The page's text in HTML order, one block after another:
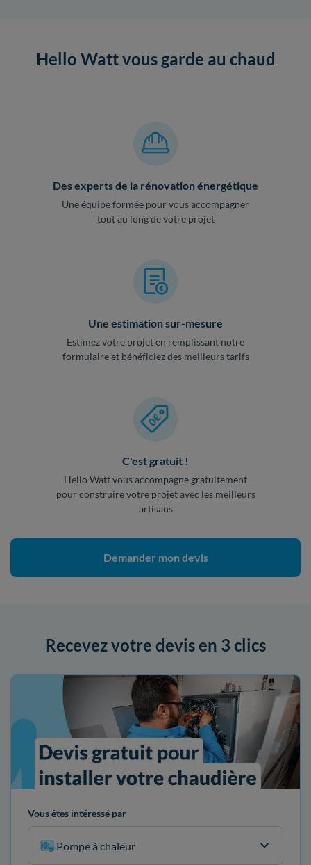
Hello Watt vous garde au chaud
Des experts de la rénovation énergétique
Une équipe formée pour vous accompagner
tout au long de votre projet
Une estimation sur-mesure
Estimez votre projet en remplissant notre
formulaire et bénéficiez des meilleurs tarifs
C'est gratuit !
Hello Watt vous accompagne gratuitement
pour construire votre projet avec les meilleurs
artisans
Demander mon devis
Recevez votre devis en 3 clics
Vous êtes intéressé par
Pompe à chaleur